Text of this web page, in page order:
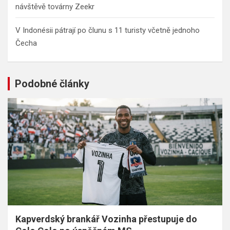
návštěvě továrny Zeekr
V Indonésii pátrají po člunu s 11 turisty včetně jednoho
Čecha
Podobné články
Kapverdský brankář Vozinha přestupuje do